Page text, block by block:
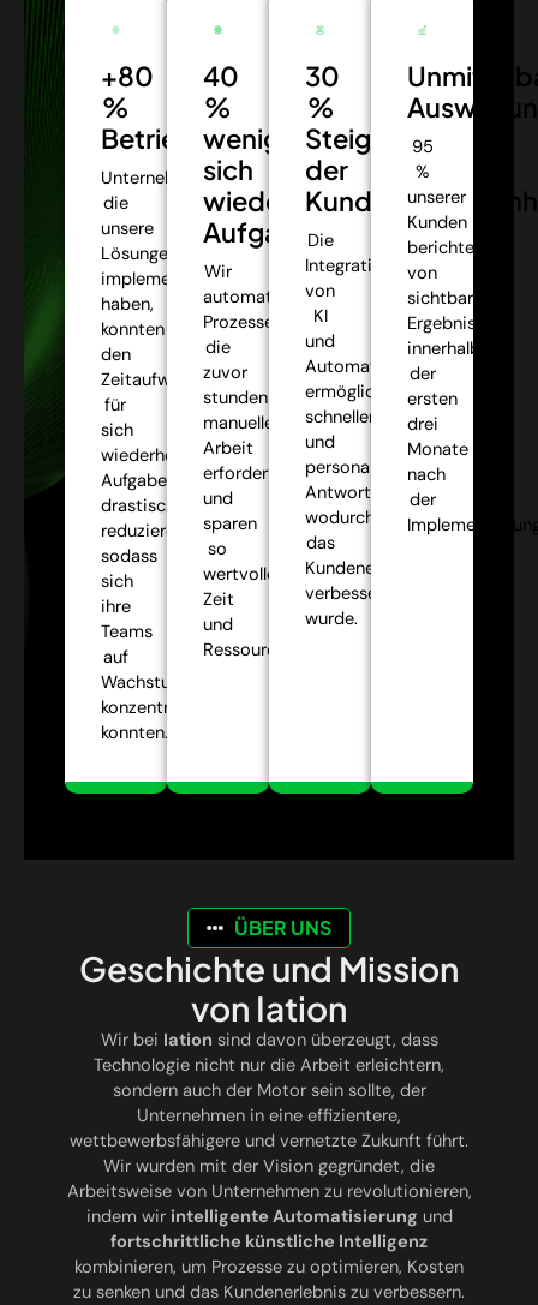
+80
%
Betriebseffizienz:
Unternehmen,
die
unsere
Lösungen
implementiert
haben,
konnten
den
Zeitaufwand
für
sich
wiederholende
Aufgaben
drastisch
reduzieren,
sodass
sich
ihre
Teams
auf
Wachstumsstrategien
konzentrieren
konnten.
40
%
weniger
sich
wiederholende
Aufgaben:
Wir
automatisieren
Prozesse,
die
zuvor
stundenlange
manuelle
Arbeit
erforderten,
und
sparen
so
wertvolle
Zeit
und
Ressourcen.
30
%
Steigerung
der
Die
Integration
von
KI
und
Automatisierung
ermöglichte
schnellere
und
personalisiertere
Antworten,
wodurch
das
Kundenerlebnis
verbessert
wurde.
95
%
unserer
Kunden
berichteten
von
sichtbaren
Ergebnissen
innerhalb
der
ersten
drei
Monate
nach
der
ÜBER UNS
Geschichte und Mission
von Iation
Wir bei Iation sind davon überzeugt, dass
Technologie nicht nur die Arbeit erleichtern,
sondern auch der Motor sein sollte, der
Unternehmen in eine effizientere,
wettbewerbsfähigere und vernetzte Zukunft führt.
Wir wurden mit der Vision gegründet, die
Arbeitsweise von Unternehmen zu revolutionieren,
indem wir intelligente Automatisierung und
fortschrittliche künstliche Intelligenz
kombinieren, um Prozesse zu optimieren, Kosten
zu senken und das Kundenerlebnis zu verbessern.